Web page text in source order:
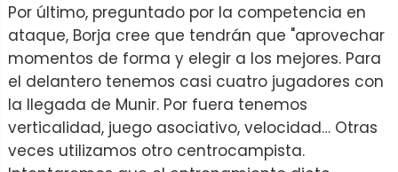
Por último, preguntado por la competencia en
ataque, Borja cree que tendrán que "aprovechar
momentos de forma y elegir a los mejores. Para
el delantero tenemos casi cuatro jugadores con
la llegada de Munir. Por fuera tenemos
verticalidad, juego asociativo, velocidad… Otras
veces utilizamos otro centrocampista.